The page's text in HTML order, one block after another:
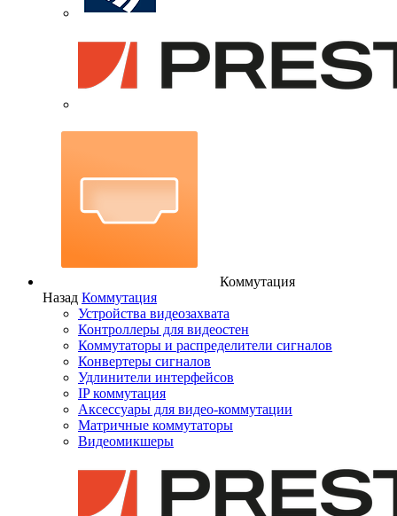
Коммутация
Назад Коммутация
Устройства видеозахвата
Контроллеры для видеостен
Коммутаторы и распределители сигналов
Конвертеры сигналов
Удлинители интерфейсов
IP коммутация
Аксессуары для видео-коммутации
Матричные коммутаторы
Видеомикшеры